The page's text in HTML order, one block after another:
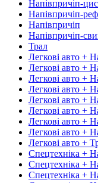
Напівпричіп-
Напівпричіп-
Напівпричіп
Напівпричіп-
Трал
Легкові авто +
Легкові авто +
Легкові авто +
Легкові авто +
Легкові авто +
Легкові авто +
Легкові авто +
Легкові авто +
Легкові авто +
Спецтехніка +
Спецтехніка +
Спецтехніка +